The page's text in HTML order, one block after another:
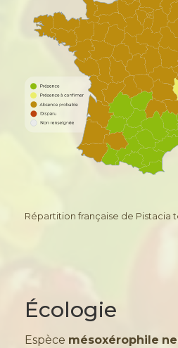
Répartition française de Pistacia
Écologie
Espèce mésoxérophile